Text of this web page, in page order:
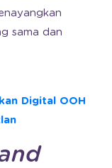
sama dan
Digital OOH